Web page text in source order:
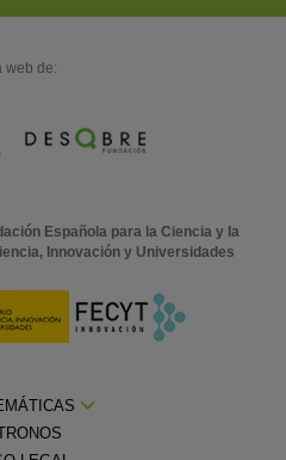
web de:
Española para la Ciencia y la
Innovación y Universidades